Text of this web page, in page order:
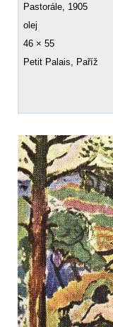
Pastorále, 1905
olej
46 × 55
Petit Palais, Paříž